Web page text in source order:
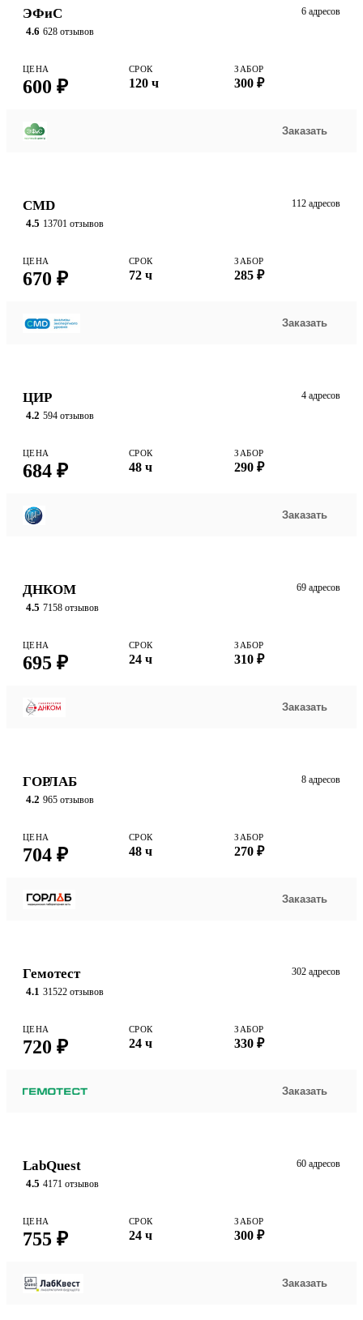
ЭФиС
4.6 628 отзывов
6 адресов
ЦЕНА
600 ₽
СРОК
120 ч
ЗАБОР
300 ₽
Заказать
CMD
4.5 13701 отзывов
112 адресов
ЦЕНА
670 ₽
СРОК
72 ч
ЗАБОР
285 ₽
Заказать
ЦИР
4.2 594 отзывов
4 адресов
ЦЕНА
684 ₽
СРОК
48 ч
ЗАБОР
290 ₽
Заказать
ДНКОМ
4.5 7158 отзывов
69 адресов
ЦЕНА
695 ₽
СРОК
24 ч
ЗАБОР
310 ₽
Заказать
ГОРЛАБ
4.2 965 отзывов
8 адресов
ЦЕНА
704 ₽
СРОК
48 ч
ЗАБОР
270 ₽
Заказать
Гемотест
4.1 31522 отзывов
302 адресов
ЦЕНА
720 ₽
СРОК
24 ч
ЗАБОР
330 ₽
Заказать
LabQuest
4.5 4171 отзывов
60 адресов
ЦЕНА
755 ₽
СРОК
24 ч
ЗАБОР
300 ₽
Заказать